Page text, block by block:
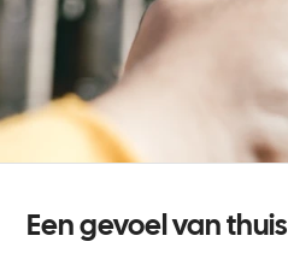
Een gevoel van thuis